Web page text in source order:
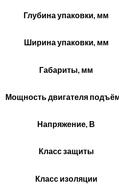
Глубина упаковки, мм
Ширина упаковки, мм
Габариты, мм
Мощность двигателя
Напряжение, В
Класс защиты
Класс изоляции